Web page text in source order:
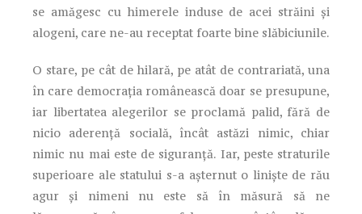
se amăgesc cu himerele induse de acei străini și
alogeni, care ne-au receptat foarte bine slăbiciunile.
O stare, pe cât de hilară, pe atât de contrariată, una
în care democrația românească doar se presupune,
iar libertatea alegerilor se proclamă palid, fără de
nicio aderență socială, încât astăzi nimic, chiar
nimic nu mai este de siguranță. Iar, peste straturile
superioare ale statului s-a așternut o liniște de rău
agur și nimeni nu este să în măsură să ne